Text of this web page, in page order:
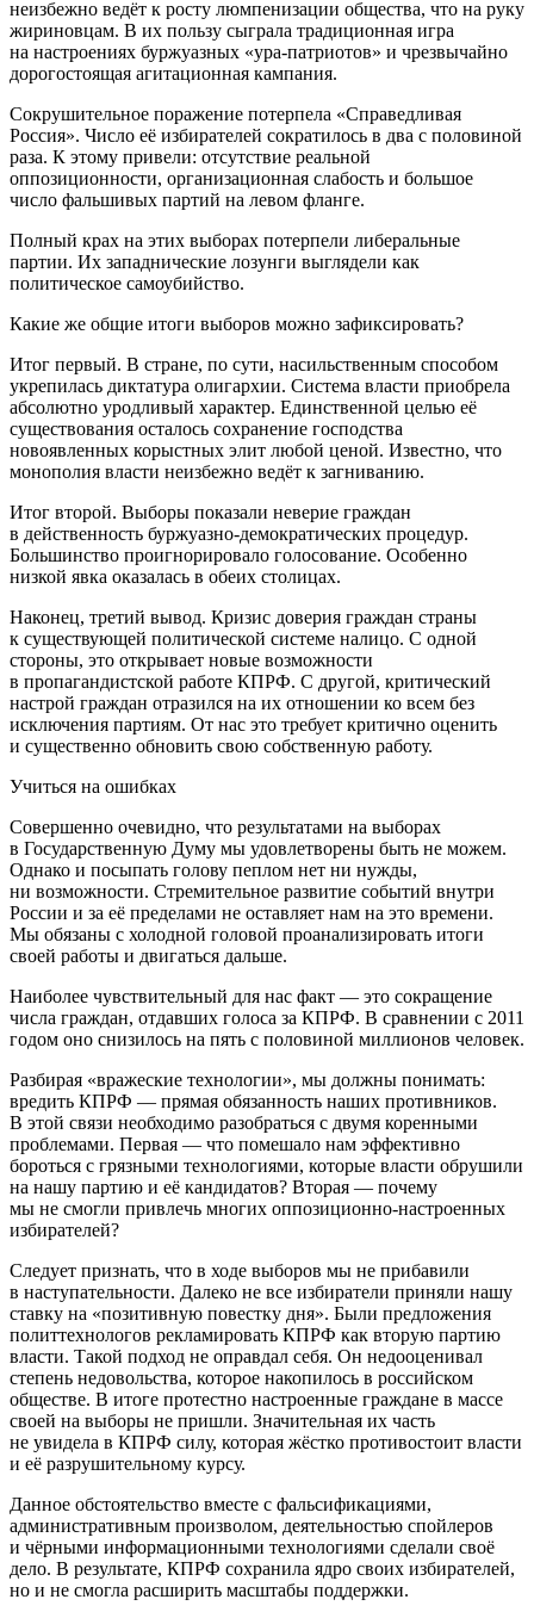
неизбежно ведёт к росту люмпенизации общества, что на руку
жириновцам. В их пользу сыграла традиционная игра
на настроениях буржуазных «ура-патриотов» и чрезвычайно
дорогостоящая агитационная кампания.
Сокрушительное поражение потерпела «Справедливая
Россия». Число её избирателей сократилось в два с половиной
раза. К этому привели: отсутствие реальной
оппозиционности, организационная слабость и большое
число фальшивых партий на левом фланге.
Полный крах на этих выборах потерпели либеральные
партии. Их западнические лозунги выглядели как
политическое самоубийство.
Какие же общие итоги выборов можно зафиксировать?
Итог первый. В стране, по сути, насильственным способом
укрепилась диктатура олигархии. Система власти приобрела
абсолютно уродливый характер. Единственной целью её
существования осталось сохранение господства
новоявленных корыстных элит любой ценой. Известно, что
монополия власти неизбежно ведёт к загниванию.
Итог второй. Выборы показали неверие граждан
в действенность буржуазно-демократических процедур.
Большинство проигнорировало голосование. Особенно
низкой явка оказалась в обеих столицах.
Наконец, третий вывод. Кризис доверия граждан страны
к существующей политической системе налицо. С одной
стороны, это открывает новые возможности
в пропагандистской работе КПРФ. С другой, критический
настрой граждан отразился на их отношении ко всем без
исключения партиям. От нас это требует критично оценить
и существенно обновить свою собственную работу.
Учиться на ошибках
Совершенно очевидно, что результатами на выборах
в Государственную Думу мы удовлетворены быть не можем.
Однако и посыпать голову пеплом нет ни нужды,
ни возможности. Стремительное развитие событий внутри
России и за её пределами не оставляет нам на это времени.
Мы обязаны с холодной головой проанализировать итоги
своей работы и двигаться дальше.
Наиболее чувствительный для нас факт — это сокращение
числа граждан, отдавших голоса за КПРФ. В сравнении с 2011
годом оно снизилось на пять с половиной миллионов человек.
Разбирая «вражеские технологии», мы должны понимать:
вредить КПРФ — прямая обязанность наших противников.
В этой связи необходимо разобраться с двумя коренными
проблемами. Первая — что помешало нам эффективно
бороться с грязными технологиями, которые власти обрушили
на нашу партию и её кандидатов? Вторая — почему
мы не смогли привлечь многих оппозиционно-настроенных
избирателей?
Следует признать, что в ходе выборов мы не прибавили
в наступательности. Далеко не все избиратели приняли нашу
ставку на «позитивную повестку дня». Были предложения
политтехнологов рекламировать КПРФ как вторую партию
власти. Такой подход не оправдал себя. Он недооценивал
степень недовольства, которое накопилось в российском
обществе. В итоге протестно настроенные граждане в массе
своей на выборы не пришли. Значительная их часть
не увидела в КПРФ силу, которая жёстко противостоит власти
и её разрушительному курсу.
Данное обстоятельство вместе с фальсификациями,
административным произволом, деятельностью спойлеров
и чёрными информационными технологиями сделали своё
дело. В результате, КПРФ сохранила ядро своих избирателей,
но и не смогла расширить масштабы поддержки.